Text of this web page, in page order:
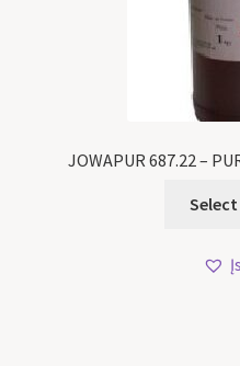
JOWAPUR 687.22 –